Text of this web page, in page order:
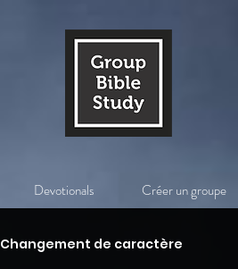
Devotionals Créer un groupe
Changement de caractère